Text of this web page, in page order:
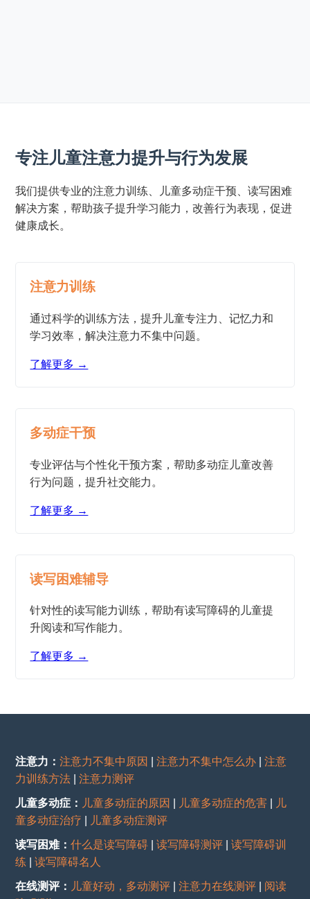
专注儿童注意力提升与行为发展
我们提供专业的注意力训练、儿童多动症干预、读写困难
解决方案，帮助孩子提升学习能力，改善行为表现，促进
健康成长。
注意力训练
通过科学的训练方法，提升儿童专注力、记忆力和
学习效率，解决注意力不集中问题。
了解更多 →
多动症干预
专业评估与个性化干预方案，帮助多动症儿童改善
行为问题，提升社交能力。
了解更多 →
读写困难辅导
针对性的读写能力训练，帮助有读写障碍的儿童提
升阅读和写作能力。
了解更多 →
注意力：注意力不集中原因 |注意力不集中怎么办 |注意
力训练方法 |注意力测评
儿童多动症： 儿童多动症的原因 儿童多动症的危害
儿
童多动症治疗
儿童多动症测评
读写困难：什么是读写障碍 |读写障碍测评 |读写障碍训
练 |读写障碍名人
在线测评： 儿童好动，多动测评 |注意力在线测评
阅读